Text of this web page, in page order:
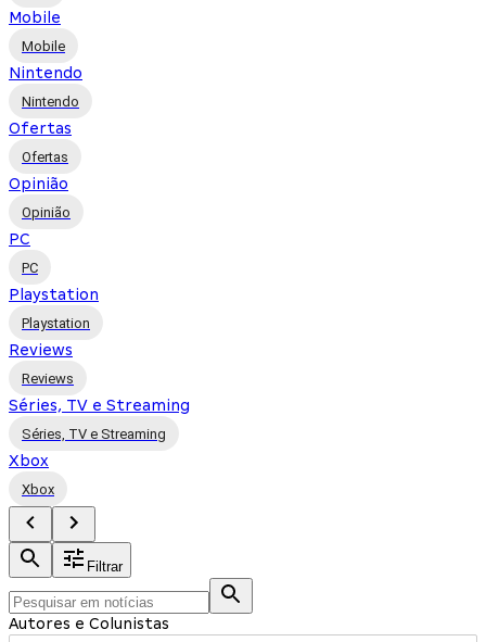
Mobile
Mobile
Nintendo
Nintendo
Ofertas
Ofertas
Opinião
Opinião
PC
PC
Playstation
Playstation
Reviews
Reviews
Séries, TV e Streaming
Séries, TV e Streaming
Xbox
Xbox
Filtrar
Autores e Colunistas